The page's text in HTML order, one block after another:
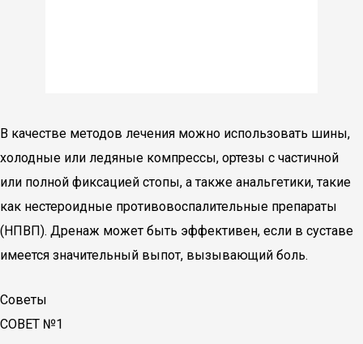
В качестве методов лечения можно использовать шины,
холодные или ледяные компрессы, ортезы с частичной
или полной фиксацией стопы, а также анальгетики, такие
как нестероидные противовоспалительные препараты
(НПВП). Дренаж может быть эффективен, если в суставе
имеется значительный выпот, вызывающий боль.
Советы
СОВЕТ №1